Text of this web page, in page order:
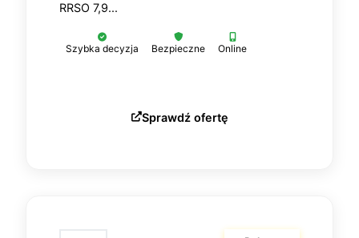
RRSO 7,9...
Szybka decyzja Bezpieczne Online
Sprawdź ofertę